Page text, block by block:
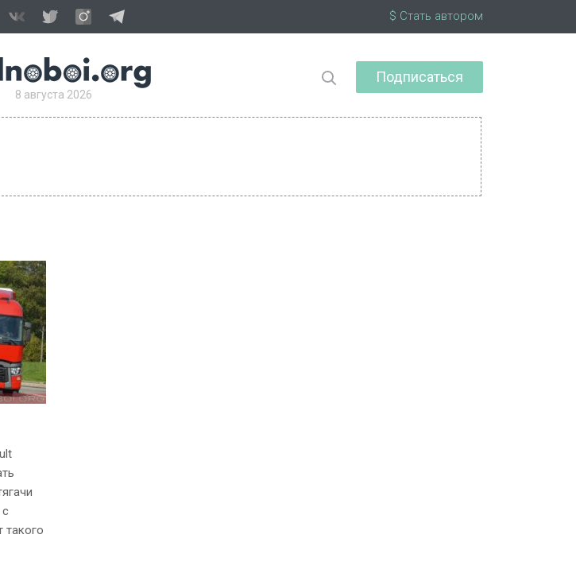
$ Стать автором
8 августа 2026
Подписаться
такого